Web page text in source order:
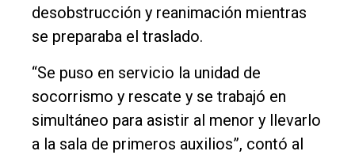
desobstrucción y reanimación mientras
se preparaba el traslado.
“Se puso en servicio la unidad de
socorrismo y rescate y se trabajó en
simultáneo para asistir al menor y llevarlo
a la sala de primeros auxilios”, contó al